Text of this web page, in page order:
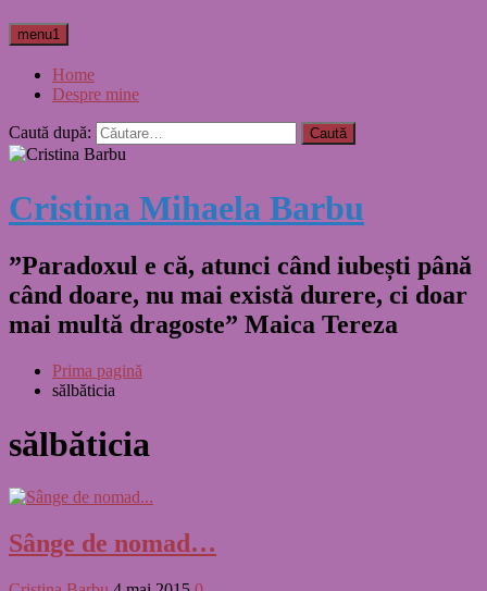
menu1
Home
Despre mine
Caută după:
Cristina Mihaela Barbu
”Paradoxul e că, atunci când iubești până
când doare, nu mai există durere, ci doar
mai multă dragoste” Maica Tereza
Prima pagină
sălbăticia
sălbăticia
Sânge de nomad…